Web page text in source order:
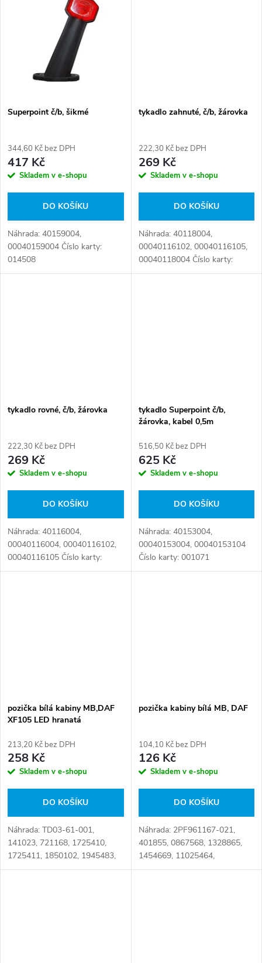
Superpoint č/b, šikmé
344,60 Kč bez DPH
417 Kč
Skladem v e-shopu
DO KOŠÍKU
Náhrada: 40159004,
00040159004 Číslo karty:
014508
tykadlo zahnuté, č/b, žárovka
222,30 Kč bez DPH
269 Kč
Skladem v e-shopu
DO KOŠÍKU
Náhrada: 40118004,
00040116102, 00040116105,
00040118004 Číslo karty:
001234
tykadlo rovné, č/b, žárovka
222,30 Kč bez DPH
269 Kč
Skladem v e-shopu
DO KOŠÍKU
Náhrada: 40116004,
00040116004, 00040116102,
00040116105 Číslo karty:
001233
tykadlo Superpoint č/b,
žárovka, kabel 0,5m
516,50 Kč bez DPH
625 Kč
Skladem v e-shopu
DO KOŠÍKU
Náhrada: 40153004,
00040153004, 00040153104
Číslo karty: 001071
pozička bílá kabiny MB,DAF
XF105 LED hranatá
213,20 Kč bez DPH
258 Kč
Skladem v e-shopu
DO KOŠÍKU
Náhrada: TD03-61-001,
141023, 721168, 1725410,
1725411, 1850102, 1945483,
2036667, L0008, 14-1023 Číslo
pozička kabiny bílá MB, DAF
104,10 Kč bez DPH
126 Kč
Skladem v e-shopu
DO KOŠÍKU
Náhrada: 2PF961167-021,
401855, 0867568, 1328865,
1454669, 11025464,
40147003, 70324431,